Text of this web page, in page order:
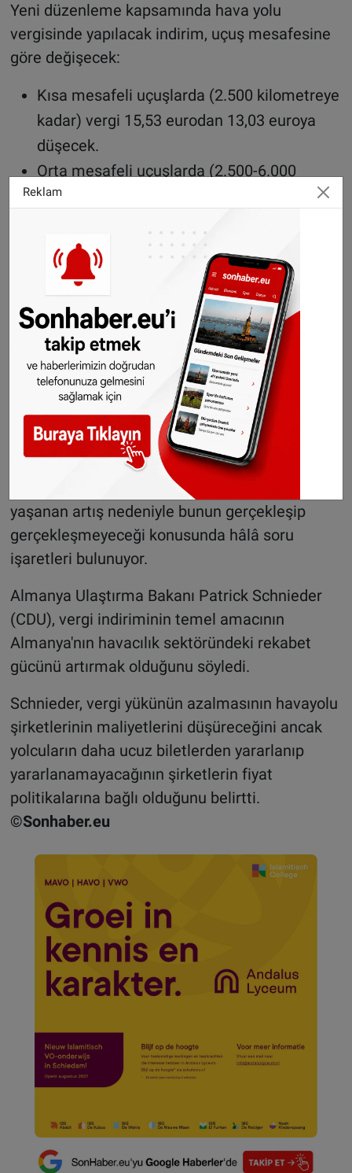
Yeni düzenleme kapsamında hava yolu
vergisinde yapılacak indirim, uçuş mesafesine
göre değişecek:
Kısa mesafeli uçuşlarda (2.500 kilometreye
kadar) vergi 15,53 eurodan 13,03 euroya
düşecek.
Orta mesafeli uçuşlarda (2.500-6.000
kilometre arası) vergi 39,34 eurodan 33,01
Uzun mesafeli uçuşlarda ise vergi 70,83
eurodan 59,43 euroya indirilecek.
Vergi indirimi bilet fiyatlarına yansıyacak mı?
Vergi indiriminin yolcular için daha ucuz bilet
anlamına gelip gelmeyeceği ise havayolu
şirketlerinin tutumuna bağlı olacak.
Şirketlerin daha düşük vergi maliyetlerini
müşterilerine yansıtması halinde bilet
fiyatlarında düşüş görülecek. Ancak son
dönemde jet yakıtı (kerosen) fiyatlarında
yaşanan artış nedeniyle bunun gerçekleşip
gerçekleşmeyeceği konusunda hâlâ soru
işaretleri bulunuyor.
Almanya Ulaştırma Bakanı Patrick Schnieder
(CDU), vergi indiriminin temel amacının
Almanya'nın havacılık sektöründeki rekabet
gücünü artırmak olduğunu söyledi.
Schnieder, vergi yükünün azalmasının havayolu
şirketlerinin maliyetlerini düşüreceğini ancak
yolcuların daha ucuz biletlerden yararlanıp
yararlanamayacağının şirketlerin fiyat
politikalarına bağlı olduğunu belirtti.
©Sonhaber.eu
Reklam